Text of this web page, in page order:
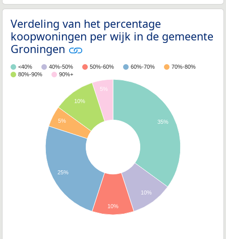
Verdeling van het percentage
koopwoningen per wijk in de gemeente
Groningen
<40% 40%-50% 50%-60% 60%-70%
70%-80%
80%-90%
90%+
35%
10%
5%
10%
5%
25%
10%